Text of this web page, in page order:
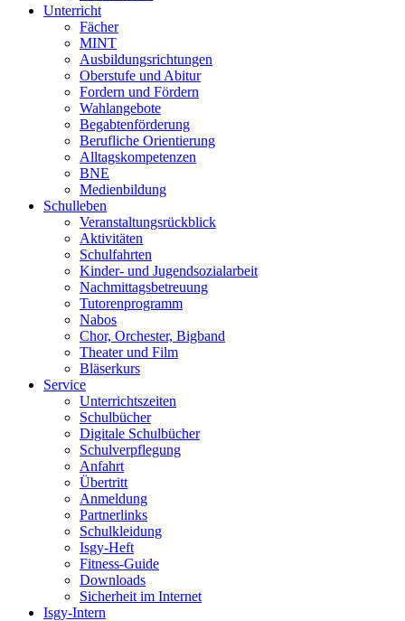
Unterricht
Fächer
MINT
Ausbildungsrichtungen
Oberstufe und Abitur
Fordern und Fördern
Wahlangebote
Begabtenförderung
Berufliche Orientierung
Alltagskompetenzen
BNE
Medienbildung
Schulleben
Veranstaltungsrückblick
Aktivitäten
Schulfahrten
Kinder- und Jugendsozialarbeit
Nachmittagsbetreuung
Tutorenprogramm
Nabos
Chor, Orchester, Bigband
Theater und Film
Bläserkurs
Service
Unterrichtszeiten
Schulbücher
Digitale Schulbücher
Schulverpflegung
Anfahrt
Übertritt
Anmeldung
Partnerlinks
Schulkleidung
Isgy-Heft
Fitness-Guide
Downloads
Sicherheit im Internet
Isgy-Intern